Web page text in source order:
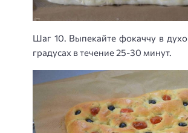
Шаг 10. Выпекайте фокаччу в
градусах в течение 25-30 минут.